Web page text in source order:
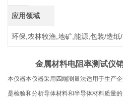
应用领域
环保,农林牧渔,地矿,能源,包装/造纸/
金属材料电阻率测试仪
本仪器本仪器采用四端测量法适用于生产
是检验和分析导体材料和半导体材料质量